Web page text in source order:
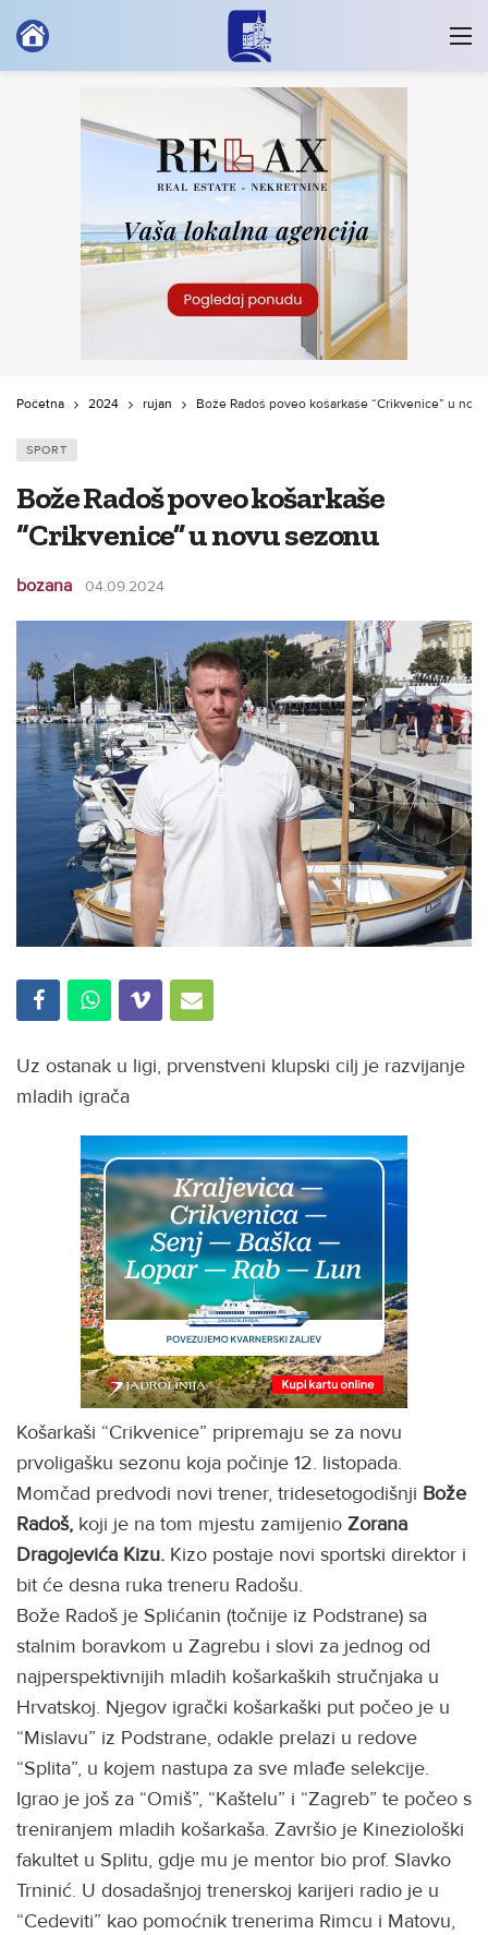
Početna 2024 rujan Bože Radoš poveo košarkaše “Crikvenice” u
SPORT
Bože Radoš poveo košarkaše
“Crikvenice” u novu sezonu
bozana 04.09.2024
Uz ostanak u ligi, prvenstveni klupski cilj je razvijanje
mladih igrača
Košarkaši “Crikvenice” pripremaju se za novu
prvoligašku sezonu koja počinje 12. listopada.
Momčad predvodi novi trener, tridesetogodišnji Bože
Radoš, koji je na tom mjestu zamijenio Zorana
Dragojevića Kizu. Kizo postaje novi sportski direktor i
bit će desna ruka treneru Radošu.
Bože Radoš je Splićanin (točnije iz Podstrane) sa
stalnim boravkom u Zagrebu i slovi za jednog od
najperspektivnijih mladih košarkaških stručnjaka u
Hrvatskoj. Njegov igrački košarkaški put počeo je u
“Mislavu” iz Podstrane, odakle prelazi u redove
“Splita”, u kojem nastupa za sve mlađe selekcije.
Igrao je još za “Omiš”, “Kaštelu” i “Zagreb” te počeo s
treniranjem mladih košarkaša. Završio je Kineziološki
fakultet u Splitu, gdje mu je mentor bio prof. Slavko
Trninić. U dosadašnjoj trenerskoj karijeri radio je u
“Cedeviti” kao pomoćnik trenerima Rimcu i Matovu,